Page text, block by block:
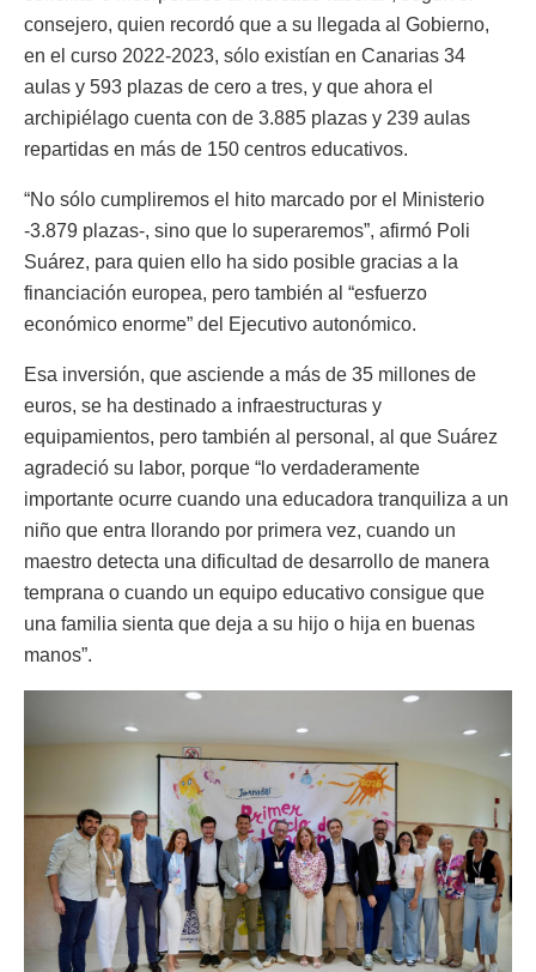
consejero, quien recordó que a su llegada al Gobierno,
en el curso 2022-2023, sólo existían en Canarias 34
aulas y 593 plazas de cero a tres, y que ahora el
archipiélago cuenta con de 3.885 plazas y 239 aulas
repartidas en más de 150 centros educativos.
“No sólo cumpliremos el hito marcado por el Ministerio
-3.879 plazas-, sino que lo superaremos”, afirmó Poli
Suárez, para quien ello ha sido posible gracias a la
financiación europea, pero también al “esfuerzo
económico enorme” del Ejecutivo autonómico.
Esa inversión, que asciende a más de 35 millones de
euros, se ha destinado a infraestructuras y
equipamientos, pero también al personal, al que Suárez
agradeció su labor, porque “lo verdaderamente
importante ocurre cuando una educadora tranquiliza a un
niño que entra llorando por primera vez, cuando un
maestro detecta una dificultad de desarrollo de manera
temprana o cuando un equipo educativo consigue que
una familia sienta que deja a su hijo o hija en buenas
manos”.